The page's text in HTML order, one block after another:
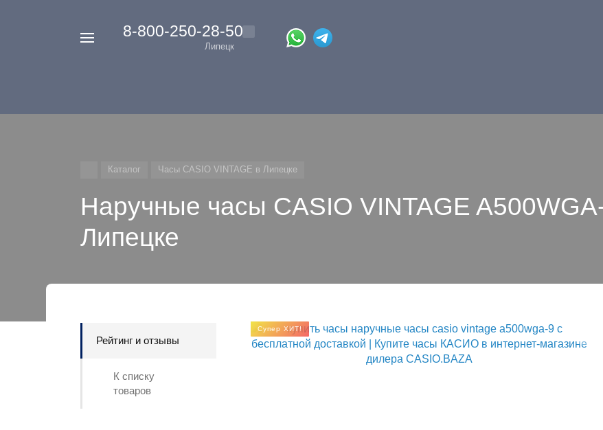
‭8-800-250-28-50
Липецк
Каталог Часы CASIO VINTAGE в Липецке
Наручные часы CASIO VINTAGE
Липецке
Рейтинг и отзывы
К списку
товаров
Супер ХИТ!